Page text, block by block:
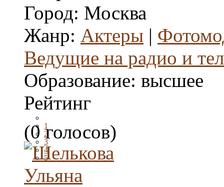
Город: Москва
Жанр: Актеры |
Ведущие на радио и
Образование: высшее
Рейтинг
1
2
3
4
5
(0 голосов)